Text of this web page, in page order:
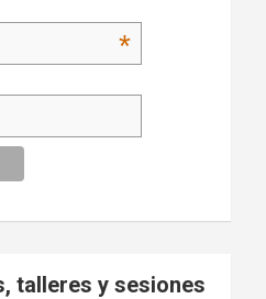
*
talleres y sesiones